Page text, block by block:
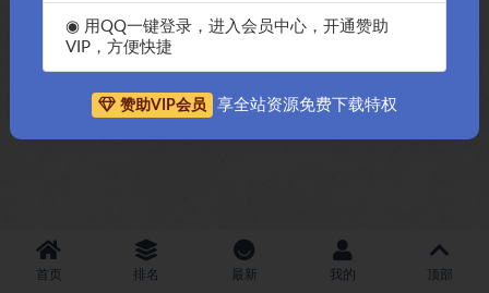
首页 排名 最新 我的 顶部
◉ 用QQ一键登录，进入会员中心，开通赞助
VIP，方便快捷
赞助VIP会员 享全站资源免费下载特权